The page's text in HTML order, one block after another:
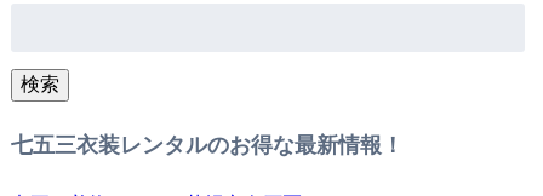
検索
七五三衣装レンタルのお得な最新情報！